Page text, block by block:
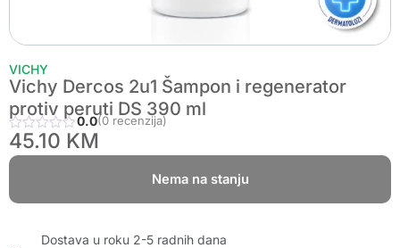
VICHY
Vichy Dercos 2u1 Šampon i regenerator
protiv peruti DS 390 ml
0.0(0 recenzija)
45.10 KM
Nema na stanju
Dostava u roku 2-5 radnih dana